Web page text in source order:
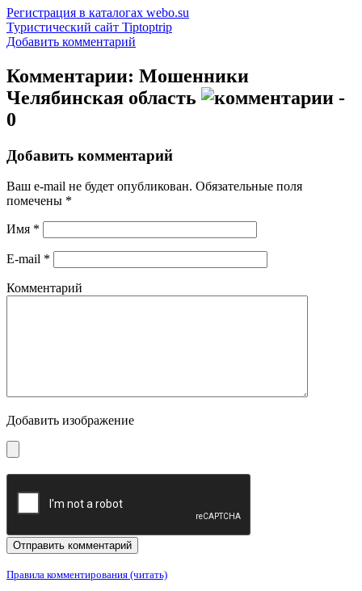
Регистрация в каталогах webo.su
Туристический сайт Tiptoptrip
Добавить комментарий
Комментарии: Мошенники
Челябинская область
-
0
Добавить комментарий
Ваш e-mail не будет опубликован. Обязательные поля
помечены *
Имя *
E-mail *
Комментарий
Добавить изображение
Правила комментирования (читать)